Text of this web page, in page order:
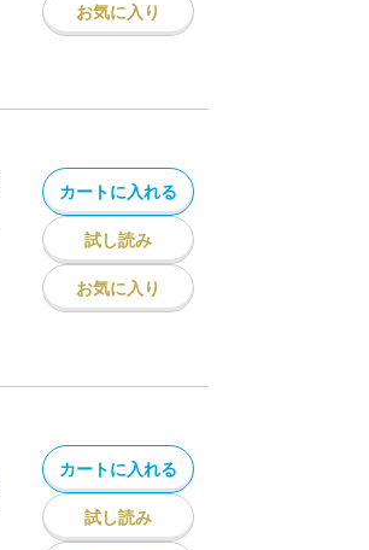
お気に入り
カートに入れる
試し読み
お気に入り
カートに入れる
試し読み